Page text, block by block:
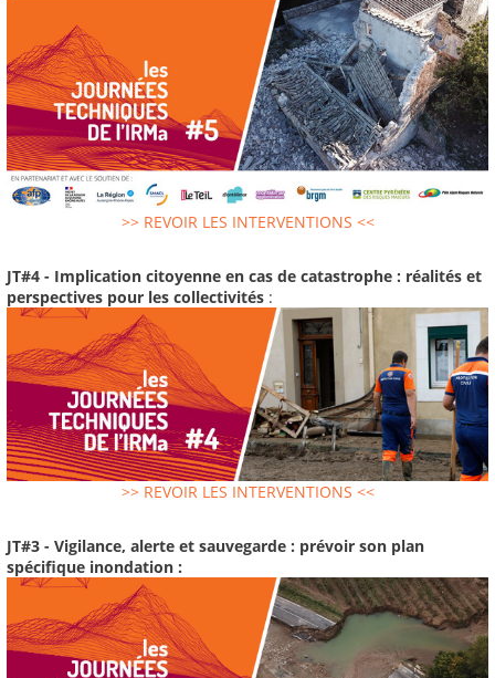
>> REVOIR LES INTERVENTIONS <<
JT#4 - Implication citoyenne en cas de catastrophe : réalités et
perspectives pour les collectivités :
>> REVOIR LES INTERVENTIONS <<
JT#3 - Vigilance, alerte et sauvegarde : prévoir son plan
spécifique inondation :